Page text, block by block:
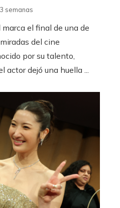
semanas
el final de una de
del cine
por su talento,
actor dejó una huella ...